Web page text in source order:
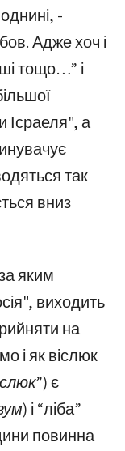
-
Адже хоч і
тощо…” і
Ісраеля", а
так
вниз
яким
виходить
на
і як віслюк
є
і “ліба”
повинна